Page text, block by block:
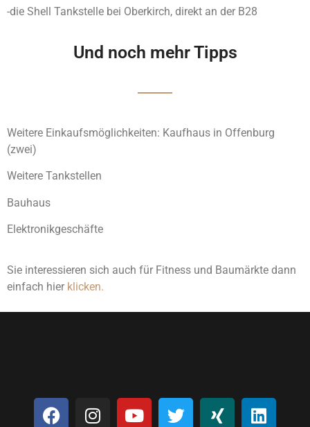
-die Shell Tankstelle bei Oberkirch, direkt an der B28
Und noch mehr Tipps
Weitere Einkaufsmöglichkeiten: Kaufhaus in Offenburg
(zwei)
Weitere Tankstellen
Bauhaus
Elektronikgeschäfte
Sie interessieren sich auch für Fitness und Baumärkte dann
einfach hier klicken.